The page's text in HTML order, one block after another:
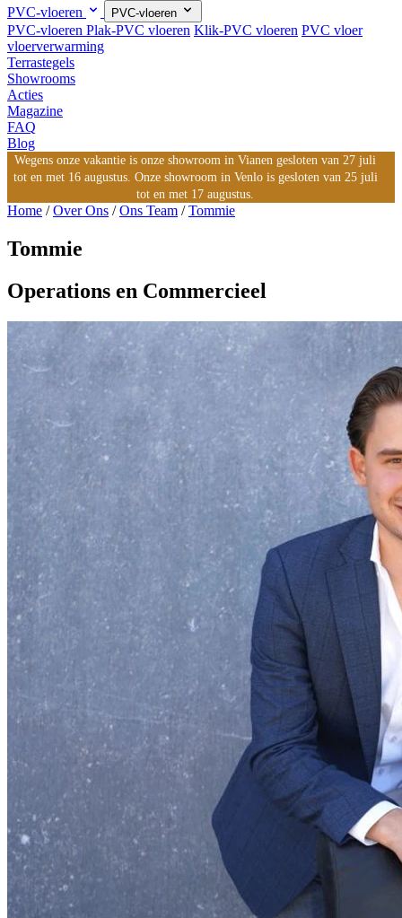
PVC-vloeren
PVC-vloeren
PVC-vloeren Plak-PVC vloeren Klik-PVC vloeren PVC vloer
vloerverwarming
Terrastegels
Showrooms
Acties
Magazine
FAQ
Blog
Wegens onze vakantie is onze showroom in Vianen gesloten van 27 juli
tot en met 16 augustus. Onze showroom in Venlo is gesloten van 25 juli
tot en met 17 augustus.
Home /Over Ons /Ons Team /Tommie
Tommie
Operations en Commercieel